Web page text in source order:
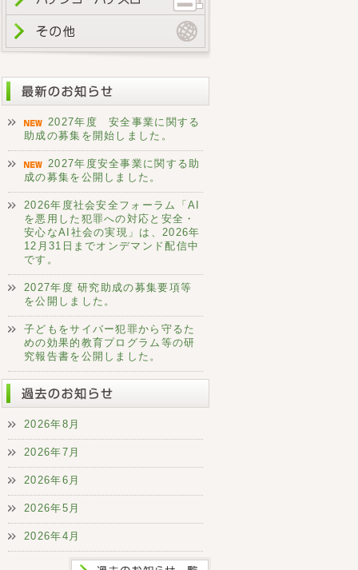
2027年度 安全事業に関する
助成の募集を開始しました。
2027年度安全事業に関する助
成の募集を公開しました。
2026年度社会安全フォーラム「AI
を悪用した犯罪への対応と安全・
安心なAI社会の実現」は、2026年
12月31日までオンデマンド配信中
です。
2027年度 研究助成の募集要項等
を公開しました。
子どもをサイバー犯罪から守るた
めの効果的教育プログラム等の研
究報告書を公開しました。
2026年8月
2026年7月
2026年6月
2026年5月
2026年4月